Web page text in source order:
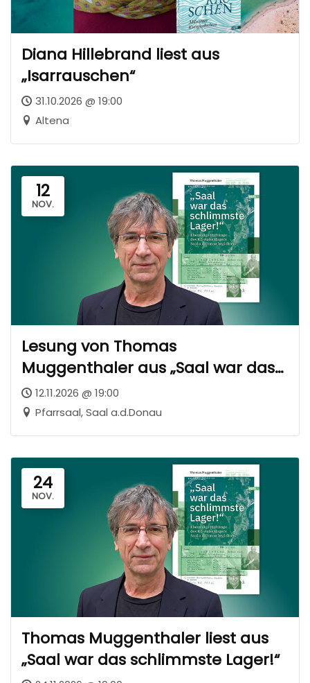
Diana Hillebrand liest aus
„Isarrauschen“
31.10.2026 @ 19:00
Altena
12
NOV.
Lesung von Thomas
Muggenthaler aus „Saal war das
schlimmste Lager!“
12.11.2026 @ 19:00
Pfarrsaal, Saal a.d.Donau
24
NOV.
Thomas Muggenthaler liest aus
„Saal war das schlimmste Lager!“